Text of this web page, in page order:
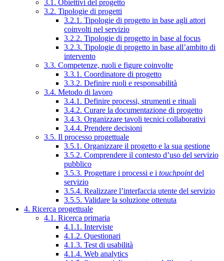
3.1. Obiettivi del progetto
3.2. Tipologie di progetti
3.2.1. Tipologie di progetto in base agli attori
coinvolti nel servizio
3.2.2. Tipologie di progetto in base al focus
3.2.3. Tipologie di progetto in base all’ambito di
intervento
3.3. Competenze, ruoli e figure coinvolte
3.3.1. Coordinatore di progetto
3.3.2. Definire ruoli e responsabilità
3.4. Metodo di lavoro
3.4.1. Definire processi, strumenti e rituali
3.4.2. Curare la documentazione di progetto
3.4.3. Organizzare tavoli tecnici collaborativi
3.4.4. Prendere decisioni
3.5. Il processo progettuale
3.5.1. Organizzare il progetto e la sua gestione
3.5.2. Comprendere il contesto d’uso del servizio
pubblico
3.5.3. Progettare i processi e i touchpointdel
servizio
3.5.4. Realizzare l’interfaccia utente del servizio
3.5.5. Validare la soluzione ottenuta
4. Ricerca progettuale
4.1. Ricerca primaria
4.1.1. Interviste
4.1.2. Questionari
4.1.3. Test di usabilità
4.1.4. Web analytics